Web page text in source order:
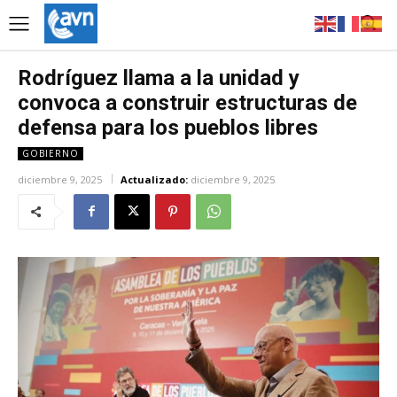
Rodríguez llama a la unidad y
convoca a construir estructuras de
defensa para los pueblos libres
GOBIERNO
diciembre 9, 2025 Actualizado: diciembre 9, 2025